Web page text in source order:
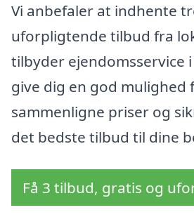
Vi anbefaler at indhente
uforpligtende tilbud fra
tilbyder ejendomsservice
give dig en god mulighed
sammenligne priser og
det bedste tilbud til dine
Få 3 tilbud, gratis og